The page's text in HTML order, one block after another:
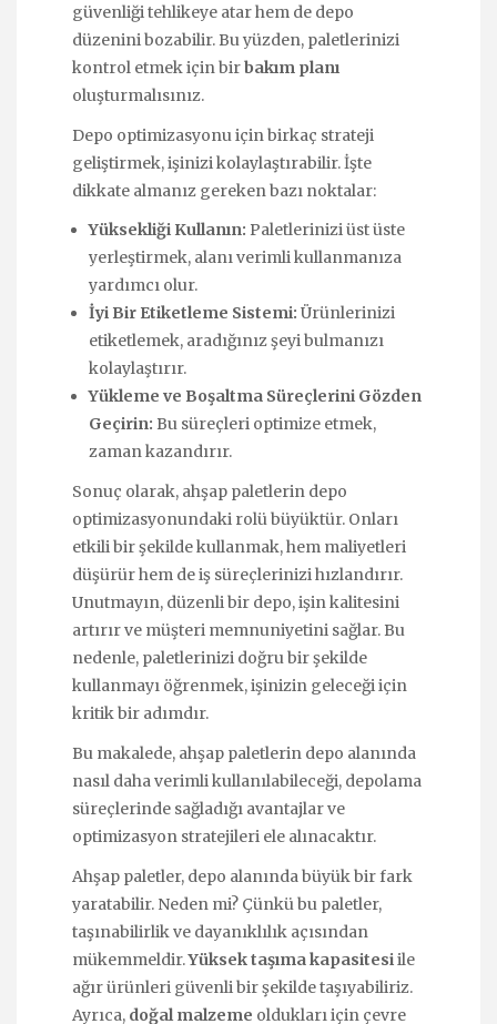
güvenliği tehlikeye atar hem de depo
düzenini bozabilir. Bu yüzden, paletlerinizi
kontrol etmek için birbakım planı
oluşturmalısınız.
Depo optimizasyonu için birkaç strateji
geliştirmek, işinizi kolaylaştırabilir. İşte
dikkate almanız gereken bazı noktalar:
Yüksekliği Kullanın: Paletlerinizi üst üste
yerleştirmek, alanı verimli kullanmanıza
yardımcı olur.
İyi Bir Etiketleme Sistemi: Ürünlerinizi
etiketlemek, aradığınız şeyi bulmanızı
kolaylaştırır.
Yükleme ve Boşaltma Süreçlerini Gözden
Geçirin: Bu süreçleri optimize etmek,
zaman kazandırır.
Sonuç olarak, ahşap paletlerin depo
optimizasyonundaki rolü büyüktür. Onları
etkili bir şekilde kullanmak, hem maliyetleri
düşürür hem de iş süreçlerinizi hızlandırır.
Unutmayın, düzenli bir depo, işin kalitesini
artırır ve müşteri memnuniyetini sağlar. Bu
nedenle, paletlerinizi doğru bir şekilde
kullanmayı öğrenmek, işinizin geleceği için
kritik bir adımdır.
Bu makalede, ahşap paletlerin depo alanında
nasıl daha verimli kullanılabileceği, depolama
süreçlerinde sağladığı avantajlar ve
optimizasyon stratejileri ele alınacaktır.
Ahşap paletler, depo alanında büyük bir fark
yaratabilir. Neden mi? Çünkü bu paletler,
taşınabilirlik ve dayanıklılık açısından
mükemmeldir.Yüksek taşıma kapasitesiile
ağır ürünleri güvenli bir şekilde taşıyabiliriz.
Ayrıca, doğal malzeme oldukları için çevre